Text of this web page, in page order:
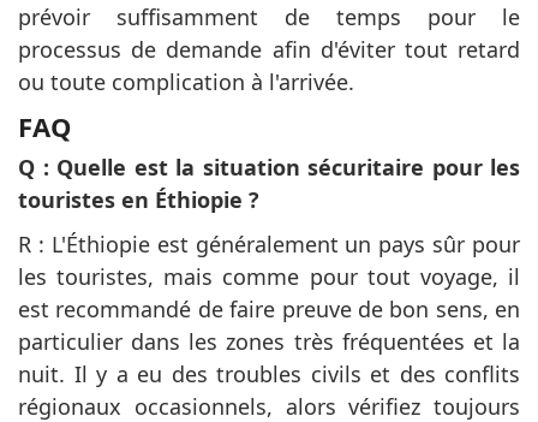
prévoir suffisamment de temps pour le
processus de demande afin d'éviter tout retard
ou toute complication à l'arrivée.
FAQ
Q : Quelle est la situation sécuritaire pour les
touristes en Éthiopie ?
R : L'Éthiopie est généralement un pays sûr pour
les touristes, mais comme pour tout voyage, il
est recommandé de faire preuve de bon sens, en
particulier dans les zones très fréquentées et la
nuit. Il y a eu des troubles civils et des conflits
régionaux occasionnels, alors vérifiez toujours